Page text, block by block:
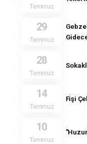
Temmuz
29
Temmuz
28
Temmuz
14
Temmuz
Fişi
10
Temmuz